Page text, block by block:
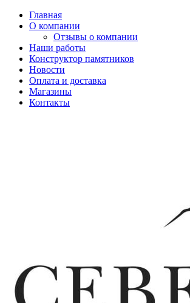
Главная
О компании
Отзывы о компании
Наши работы
Конструктор памятников
Новости
Оплата и доставка
Магазины
Контакты